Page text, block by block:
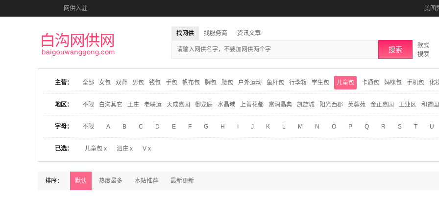
网供入驻 美图
找网供 找服务商 资讯文章
搜索
款式
搜索
主营： 全部 女包 双背 男包 钱包 手包 帆布包 胸包 腰包 户外运动 鱼杆包 行李箱 学生包 儿童包 卡通包 妈咪包 手机包 化
地区： 不限 白沟其它 王庄 老联运 天成嘉园 御龙庭 水晶域 上善花都 富润晶典 凯旋城 阳光西郡 芙蓉苑 金正嘉园 工业区 和道
字母： 不限 A B C D E F G H J K L M N O P Q R S T U
已选： 儿童包 x 泗庄 x V x
排序： 默认 热度最多 本站推荐 最新更新